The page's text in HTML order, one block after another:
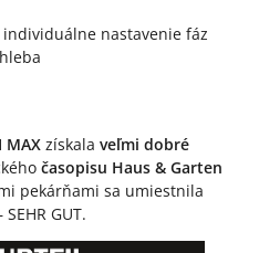
nastavenie fáz
MAX získala veľmi dobré
časopisu Haus & Garten
pekárňami sa umiestnila
GUT.